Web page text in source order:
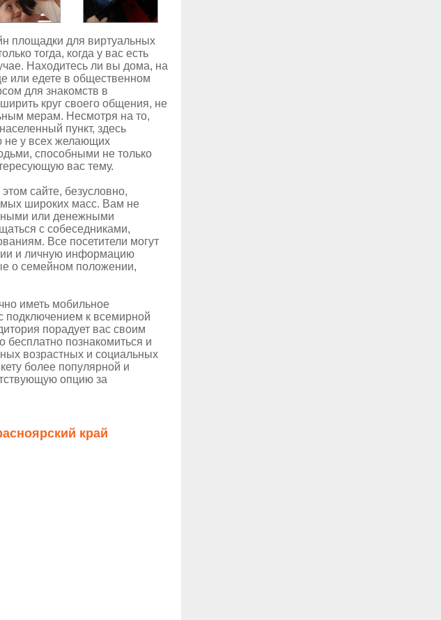
площадки для виртуальных
тогда, когда у вас есть
Находитесь ли вы дома, на
или едете в общественном
для знакомств в
круг своего общения, не
мерам. Несмотря на то,
пункт, здесь
не у всех желающих
способными не только
вас тему.
сайте, безусловно,
широких масс. Вам не
или денежными
с собеседниками,
Все посетители могут
и личную информацию
о семейном положении,
иметь мобильное
подключением к всемирной
порадует вас своим
познакомиться и
возрастных и социальных
более популярной и
опцию за
край